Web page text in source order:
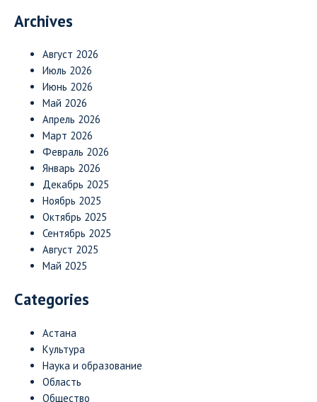
Archives
Август 2026
Июль 2026
Июнь 2026
Май 2026
Апрель 2026
Март 2026
Февраль 2026
Январь 2026
Декабрь 2025
Ноябрь 2025
Октябрь 2025
Сентябрь 2025
Август 2025
Май 2025
Categories
Астана
Культура
Наука и образование
Область
Общество